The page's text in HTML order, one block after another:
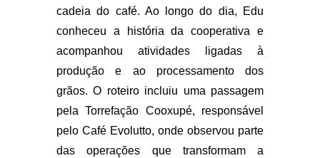
cadeia do café. Ao longo do dia, Edu
conheceu a história da cooperativa e
acompanhou atividades ligadas à
produção e ao processamento dos
grãos. O roteiro incluiu uma passagem
pela Torrefação Cooxupé, responsável
pelo Café Evolutto, onde observou parte
das operações que transformam a